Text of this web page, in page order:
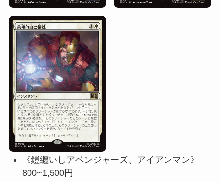
《鎧纏いしアベンジャーズ、アイアンマン》
800~1,500円